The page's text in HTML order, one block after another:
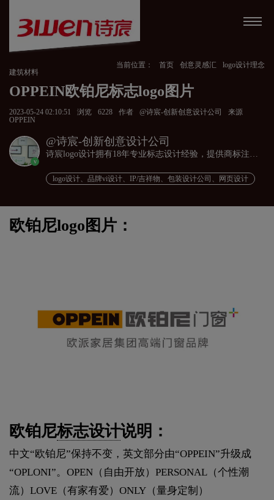
当前位置： 首页 创意灵感汇
logo设计理念
建筑材料
OPPEIN欧铂尼标志logo图片
2023-05-24 02:10:51 浏览 6228 作者 @诗宸-创新创意设计公司
来源
OPPEIN
v
@诗宸-创新创意设计公司
诗宸logo设计拥有18年专业标志设计经验，提供商标注册
logo设计、品牌vi设计、IP/吉祥物、包装设计公司、网页设计
欧铂尼logo图片：
欧铂尼标志设计说明：
中文“欧铂尼”保持不变，英文部分由“OPPEIN”升级成
“OPLONI”。OPEN（自由开放）PERSONAL（个性潮
流）LOVE（有家有爱）ONLY（量身定制）